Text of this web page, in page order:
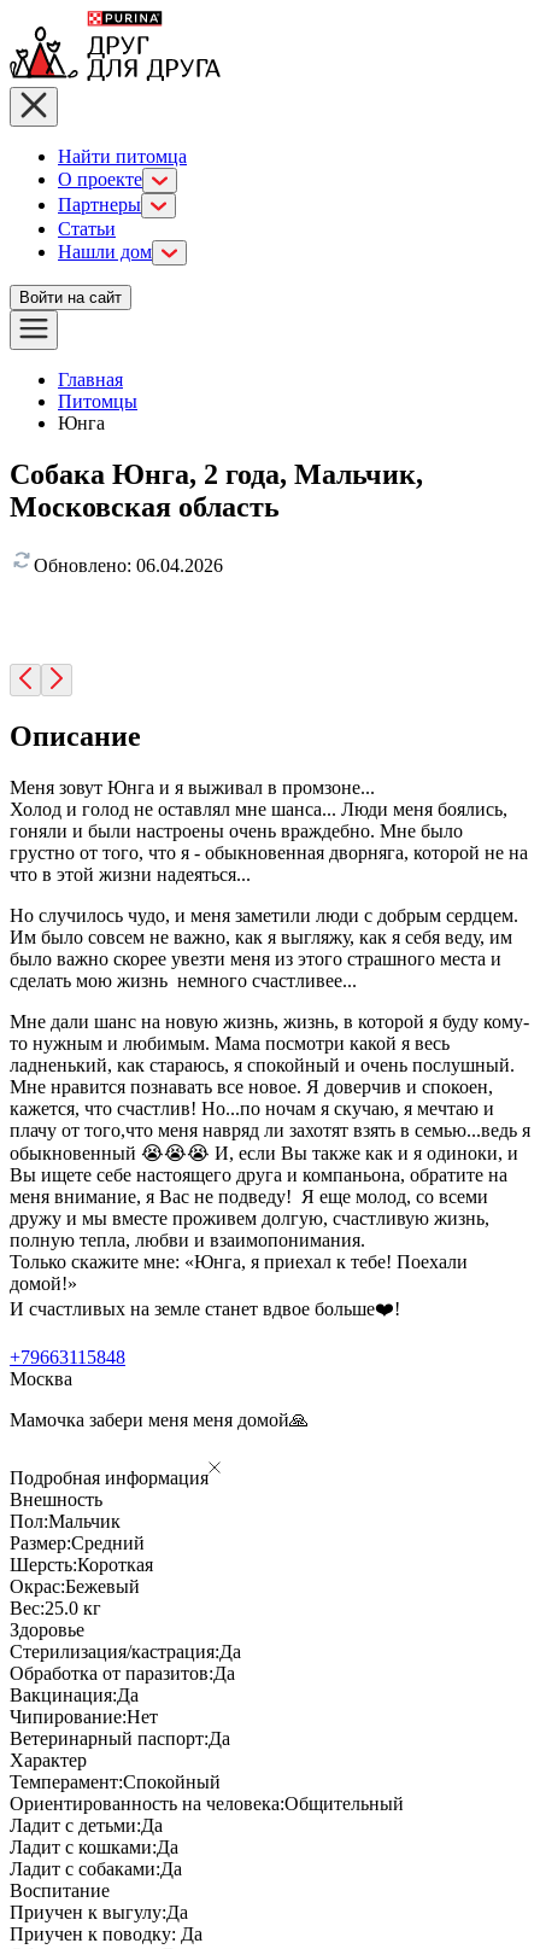
Найти питомца
О проекте
Партнеры
Статьи
Нашли дом
Войти на сайт
Главная
Питомцы
Юнга
Собака Юнга, 2 года, Мальчик,
Московская область
Обновлено: 06.04.2026
Описание
Меня зовут Юнга и я выживал в промзоне...
Холод и голод не оставлял мне шанса... Люди меня боялись,
гоняли и были настроены очень враждебно. Мне было
грустно от того, что я - обыкновенная дворняга, которой не на
что в этой жизни надеяться...
Но случилось чудо, и меня заметили люди с добрым сердцем.
Им было совсем не важно, как я выгляжу, как я себя веду, им
было важно скорее увезти меня из этого страшного места и
сделать мою жизнь немного счастливее...
Мне дали шанс на новую жизнь, жизнь, в которой я буду кому-
то нужным и любимым. Мама посмотри какой я весь
ладненький, как стараюсь, я спокойный и очень послушный.
Мне нравится познавать все новое. Я доверчив и спокоен,
кажется, что счастлив! Но...по ночам я скучаю, я мечтаю и
плачу от того,что меня навряд ли захотят взять в семью...ведь я
обыкновенный 😭😭😭 И, если Вы также как и я одиноки, и
Вы ищете себе настоящего друга и компаньона, обратите на
меня внимание, я Вас не подведу! Я еще молод, со всеми
дружу и мы вместе проживем долгую, счастливую жизнь,
полную тепла, любви и взаимопонимания.
Только скажите мне: «Юнга, я приехал к тебе! Поехали
домой!»
И счастливых на земле станет вдвое больше❤️!
+79663115848
Москва
Мамочка забери меня меня домой🙏
Подробная информация
Внешность
Пол:Мальчик
Размер:Средний
Шерсть:Короткая
Окрас:Бежевый
Вес:25.0 кг
Здоровье
Стерилизация/кастрация:Да
Обработка от паразитов:Да
Вакцинация:Да
Чипирование:Нет
Ветеринарный паспорт:Да
Характер
Темперамент:Спокойный
Ориентированность на человека:Общительный
Ладит с детьми:Да
Ладит с кошками:Да
Ладит с собаками:Да
Воспитание
Приучен к выгулу:Да
Приучен к поводку: Да